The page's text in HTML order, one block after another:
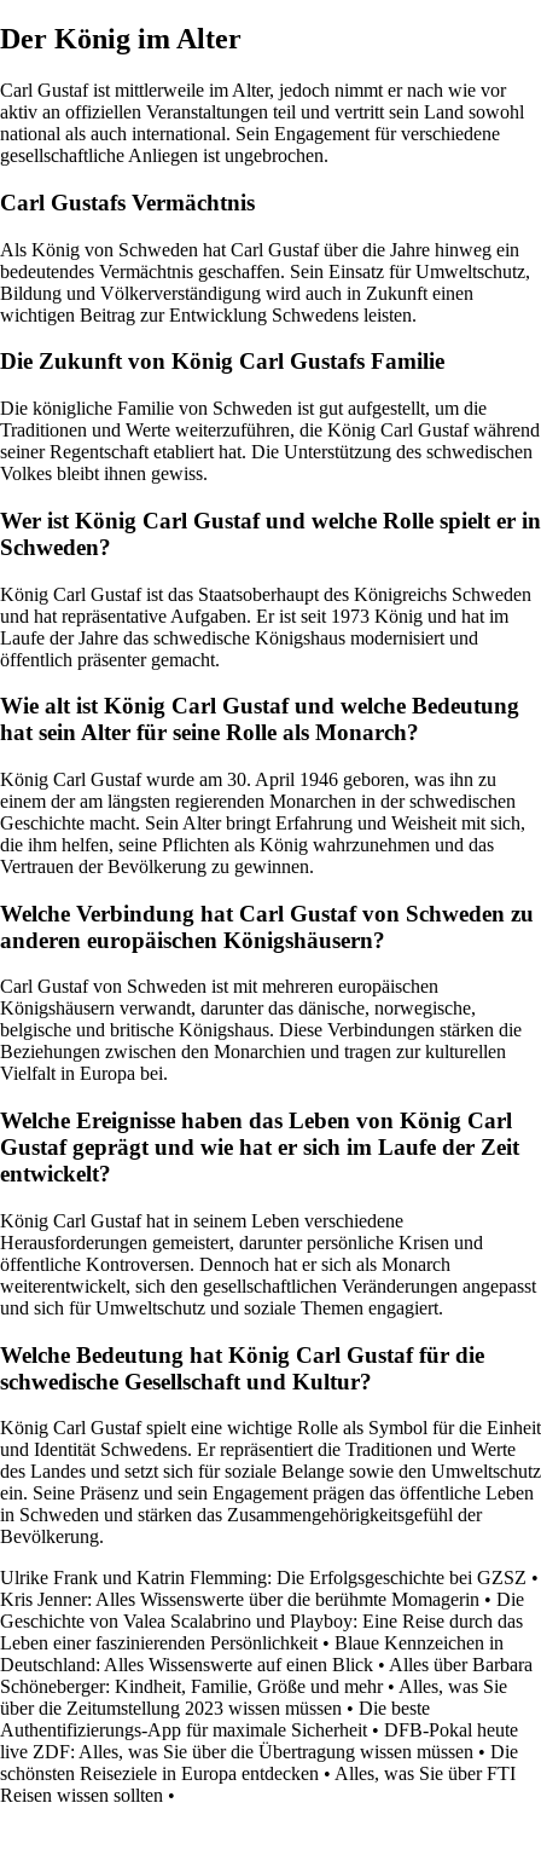
Der König im Alter
Carl Gustaf ist mittlerweile im Alter, jedoch nimmt er nach wie vor
aktiv an offiziellen Veranstaltungen teil und vertritt sein Land sowohl
national als auch international. Sein Engagement für verschiedene
gesellschaftliche Anliegen ist ungebrochen.
Carl Gustafs Vermächtnis
Als König von Schweden hat Carl Gustaf über die Jahre hinweg ein
bedeutendes Vermächtnis geschaffen. Sein Einsatz für Umweltschutz,
Bildung und Völkerverständigung wird auch in Zukunft einen
wichtigen Beitrag zur Entwicklung Schwedens leisten.
Die Zukunft von König Carl Gustafs Familie
Die königliche Familie von Schweden ist gut aufgestellt, um die
Traditionen und Werte weiterzuführen, die König Carl Gustaf während
seiner Regentschaft etabliert hat. Die Unterstützung des schwedischen
Volkes bleibt ihnen gewiss.
Wer ist König Carl Gustaf und welche Rolle spielt er in
Schweden?
König Carl Gustaf ist das Staatsoberhaupt des Königreichs Schweden
und hat repräsentative Aufgaben. Er ist seit 1973 König und hat im
Laufe der Jahre das schwedische Königshaus modernisiert und
öffentlich präsenter gemacht.
Wie alt ist König Carl Gustaf und welche Bedeutung
hat sein Alter für seine Rolle als Monarch?
König Carl Gustaf wurde am 30. April 1946 geboren, was ihn zu
einem der am längsten regierenden Monarchen in der schwedischen
Geschichte macht. Sein Alter bringt Erfahrung und Weisheit mit sich,
die ihm helfen, seine Pflichten als König wahrzunehmen und das
Vertrauen der Bevölkerung zu gewinnen.
Welche Verbindung hat Carl Gustaf von Schweden zu
anderen europäischen Königshäusern?
Carl Gustaf von Schweden ist mit mehreren europäischen
Königshäusern verwandt, darunter das dänische, norwegische,
belgische und britische Königshaus. Diese Verbindungen stärken die
Beziehungen zwischen den Monarchien und tragen zur kulturellen
Vielfalt in Europa bei.
Welche Ereignisse haben das Leben von König Carl
Gustaf geprägt und wie hat er sich im Laufe der Zeit
entwickelt?
König Carl Gustaf hat in seinem Leben verschiedene
Herausforderungen gemeistert, darunter persönliche Krisen und
öffentliche Kontroversen. Dennoch hat er sich als Monarch
weiterentwickelt, sich den gesellschaftlichen Veränderungen angepasst
und sich für Umweltschutz und soziale Themen engagiert.
Welche Bedeutung hat König Carl Gustaf für die
schwedische Gesellschaft und Kultur?
König Carl Gustaf spielt eine wichtige Rolle als Symbol für die Einheit
und Identität Schwedens. Er repräsentiert die Traditionen und Werte
des Landes und setzt sich für soziale Belange sowie den Umweltschutz
ein. Seine Präsenz und sein Engagement prägen das öffentliche Leben
in Schweden und stärken das Zusammengehörigkeitsgefühl der
Bevölkerung.
Ulrike Frank und Katrin Flemming: Die Erfolgsgeschichte bei GZSZ •
Kris Jenner: Alles Wissenswerte über die berühmte Momagerin • Die
Geschichte von Valea Scalabrino und Playboy: Eine Reise durch das
Leben einer faszinierenden Persönlichkeit • Blaue Kennzeichen in
Deutschland: Alles Wissenswerte auf einen Blick • Alles über Barbara
Schöneberger: Kindheit, Familie, Größe und mehr• Alles, was Sie
über die Zeitumstellung 2023 wissen müssen • Die beste
Authentifizierungs-App für maximale Sicherheit • DFB-Pokal heute
live ZDF: Alles, was Sie über die Übertragung wissen müssen • Die
schönsten Reiseziele in Europa entdecken • Alles, was Sie über FTI
Reisen wissen sollten •